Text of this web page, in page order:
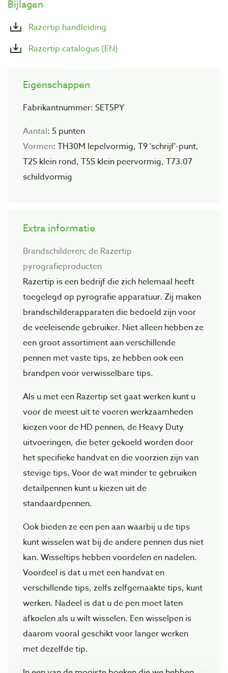
Bijlagen
Razertip handleiding
Razertip catalogus (EN)
Eigenschappen
Fabrikantnummer: SET5PY
Aantal: 5 punten
Vormen: TH30M lepelvormig, T9 'schrijf'-punt,
T2S klein rond, T5S klein peervormig, T73.07
schildvormig
Extra informatie
Brandschilderen; de Razertip
pyrografieproducten
Razertip is een bedrijf die zich helemaal heeft
toegelegd op pyrografie apparatuur. Zij maken
brandschilderapparaten die bedoeld zijn voor
de veeleisende gebruiker. Niet alleen hebben ze
een groot assortiment aan verschillende
pennen met vaste tips, ze hebben ook een
brandpen voor verwisselbare tips.
Als u met een Razertip set gaat werken kunt u
voor de meest uit te voeren werkzaamheden
kiezen voor de HD pennen, de Heavy Duty
uitvoeringen, die beter gekoeld worden door
het specifieke handvat en die voorzien zijn van
stevige tips. Voor de wat minder te gebruiken
detailpennen kunt u kiezen uit de
standaardpennen.
Ook bieden ze een pen aan waarbij u de tips
kunt wisselen wat bij de andere pennen dus niet
kan. Wisseltips hebben voordelen en nadelen.
Voordeel is dat u met een handvat en
verschillende tips, zelfs zelfgemaakte tips, kunt
werken. Nadeel is dat u de pen moet laten
afkoelen als u wilt wisselen. Een wisselpen is
daarom vooral geschikt voor langer werken
met dezelfde tip.